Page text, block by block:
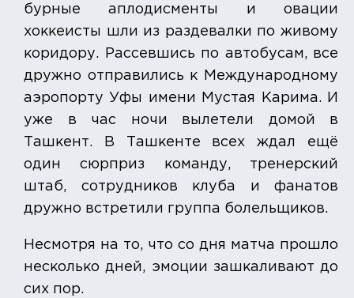
бурные аплодисменты и овации
хоккеисты шли из раздевалки по живому
коридору. Рассевшись по автобусам, все
дружно отправились к Международному
аэропорту Уфы имени Мустая Карима. И
уже в час ночи вылетели домой в
Ташкент. В Ташкенте всех ждал ещё
один сюрприз команду, тренерский
штаб, сотрудников клуба и фанатов
дружно встретили группа болельщиков.
Несмотря на то, что со дня матча прошло
несколько дней, эмоции зашкаливают до
сих пор.